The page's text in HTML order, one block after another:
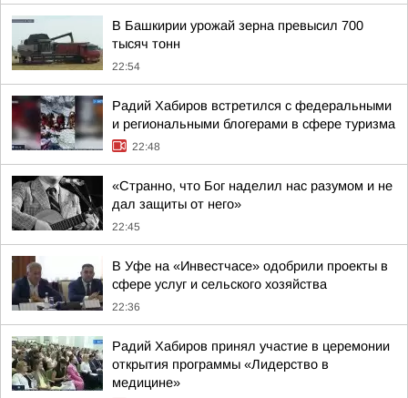
В Башкирии урожай зерна превысил 700
тысяч тонн
22:54
Радий Хабиров встретился с федеральными
и региональными блогерами в сфере туризма
22:48
«Странно, что Бог наделил нас разумом и не
дал защиты от него»
22:45
В Уфе на «Инвестчасе» одобрили проекты в
сфере услуг и сельского хозяйства
22:36
Радий Хабиров принял участие в церемонии
открытия программы «Лидерство в
медицине»